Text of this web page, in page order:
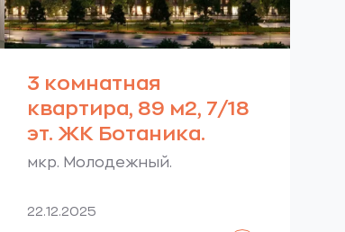
3 комнатная
квартира, 89 м2, 7/18
эт. ЖК Ботаника.
мкр. Молодежный.
22.12.2025